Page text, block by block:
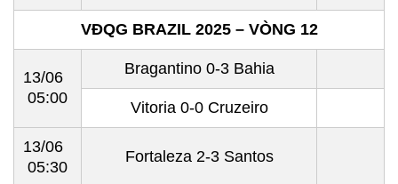
VĐQG BRAZIL 2025 – VÒNG 12
13/06
05:00
Bragantino 0-3 Bahia
Vitoria 0-0 Cruzeiro
13/06
05:30
Fortaleza 2-3 Santos